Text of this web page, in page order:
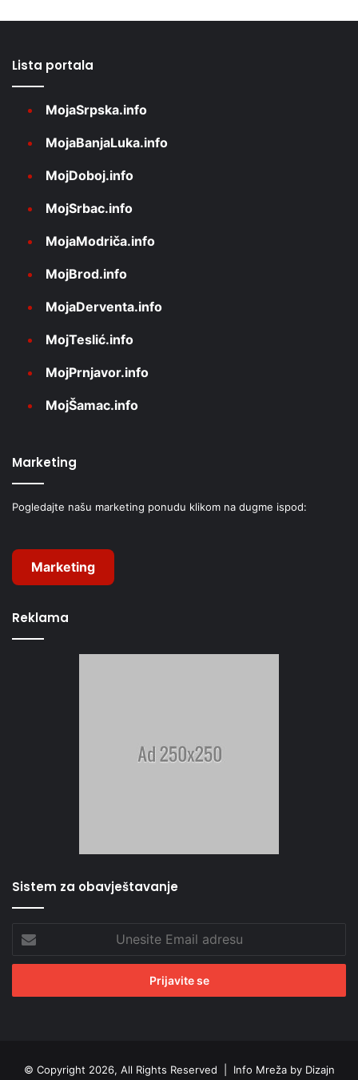
Lista portala
MojaSrpska.info
MojaBanjaLuka.info
MojDoboj.info
MojSrbac.info
MojaModriča.info
MojBrod.info
MojaDerventa.info
MojTeslić.info
MojPrnjavor.info
MojŠamac.info
Marketing
Pogledajte našu marketing ponudu klikom na dugme ispod:
Marketing
Reklama
Sistem za obavještavanje
Email
adresu
© Copyright 2026, All Rights Reserved | Info Mreža by Dizajn